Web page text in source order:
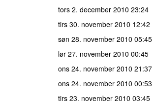
tors 2. december 2010 23:24
tirs 30. november 2010 12:42
søn 28. november 2010 05:45
lør 27. november 2010 00:45
ons 24. november 2010 21:37
ons 24. november 2010 00:53
tirs 23. november 2010 03:45